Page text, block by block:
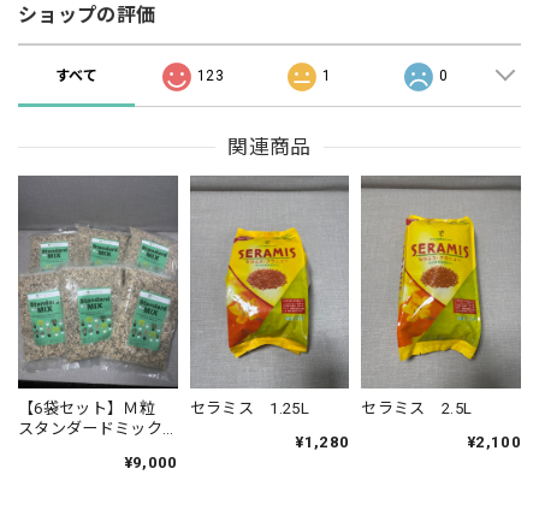
ショップの評価
すべて 123 1 0
関連商品
【6袋セット】Ｍ粒
スタンダードミック
¥9,000
セラミス 1.25L
¥1,280
セラミス 2.5L
¥2,100